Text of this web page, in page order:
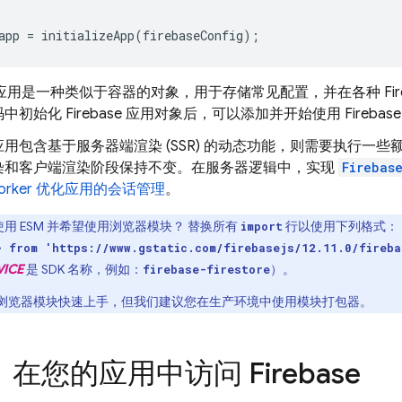
= initializeApp(firebaseConfig);
用是一种类似于容器的对象，用于存储常见配置，并在各种
初始化 Firebase 应用对象后，可以添加并开始使用
包含基于服务器端渲染 (SSR) 的动态功能，则需要执行一些
和客户端渲染阶段保持不变。在服务器逻辑中，实现
优化应用的会话管理。
ESM 并希望使用浏览器模块？ 替换所有 import 行以使用下列格式：
'https://www.gstatic.com/firebasejs/12.11.0/
是 SDK 名称，例如： firebase-firestore）。
览器模块快速上手，但我们建议您在生产环境中使用模块打包器。
在您的应用中访问 Firebase